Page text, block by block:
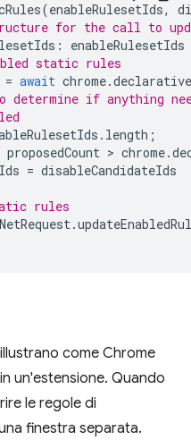
(enableRulesetIds,
for the call to
:
enableRulesetIds
static rules
= await chrome.
determine if anything
. length ;
proposedCount > chrome.
= disableCandidateIds
rules
.
come Chrome
un'estensione. Quando
le regole di
finestra separata.